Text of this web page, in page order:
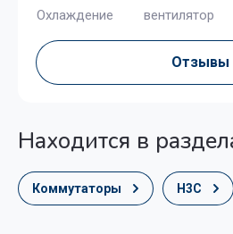
Охлаждение вентилятор
Отзывы
Находится в
Коммутаторы H3C